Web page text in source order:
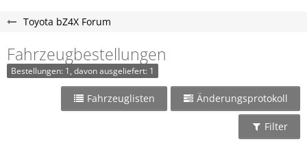
Toyota bZ4X Forum
Fahrzeugbestellungen
Bestellungen: 1, davon ausgeliefert: 1
Fahrzeuglisten Änderungsprotokoll
Filter